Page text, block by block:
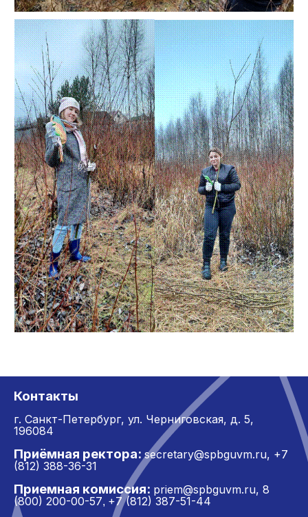
Контакты
г. Санкт-Петербург, ул. Черниговская, д. 5,
196084
Приёмная ректора: secretary@spbguvm.ru, +7
(812) 388-36-31
Приемная комиссия: priem@spbguvm.ru, 8
(800) 200-00-57, +7 (812) 387-51-44